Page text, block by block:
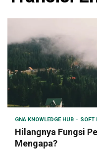
GNA KNOWLEDGE HUB SOFT
Hilangnya Fungsi
Mengapa?